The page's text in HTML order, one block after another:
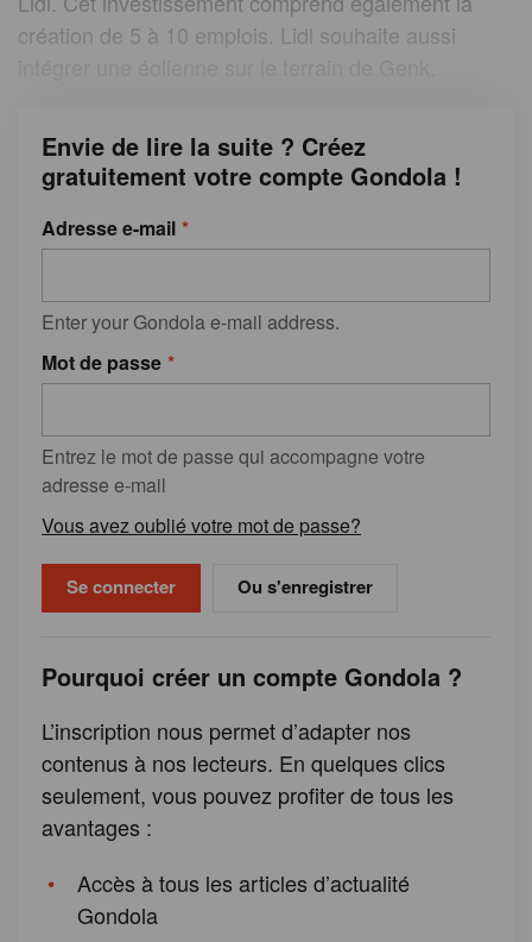
création de 5 à 10 emplois. Lidl souhaite aussi
Envie de lire la suite ? Créez
gratuitement votre compte Gondola !
Adresse e-mail
Enter your Gondola e-mail address.
Mot de passe
Entrez le mot de passe qui accompagne votre
adresse e-mail
Vous avez oublié votre mot de passe?
Ou s'enregistrer
Pourquoi créer un compte Gondola ?
L’inscription nous permet d’adapter nos
contenus à nos lecteurs. En quelques clics
seulement, vous pouvez profiter de tous les
avantages :
Accès à tous les articles d’actualité
Gondola